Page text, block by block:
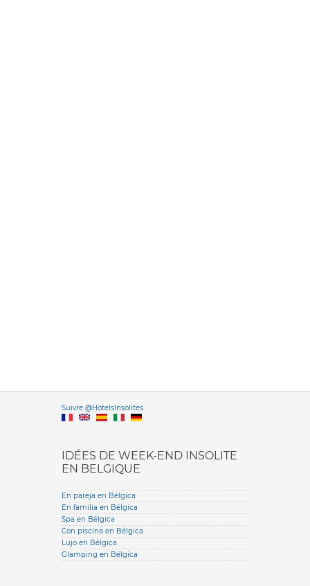
Suivre @HotelsInsolitesVersione
IDÉES DE WEEK-END INSOLITE
EN BELGIQUE
En pareja en Bélgica
En familia en Bélgica
Spa en Bélgica
Con piscina en Bélgica
Lujo en Bélgica
Glamping en Bélgica